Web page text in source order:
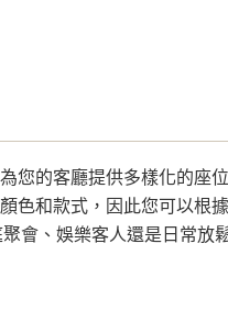
您的客廳提供多樣化的座
色和款式，因此您可以根
會、娛樂客人還是日常放